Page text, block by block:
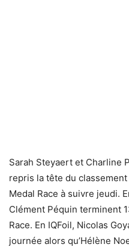
Sarah Steyaert et Charline
repris la tête du
Medal Race à suivre jeudi.
Clément Péquin terminent
Race. En IQFoil, Nicolas
journée alors qu’Hélène